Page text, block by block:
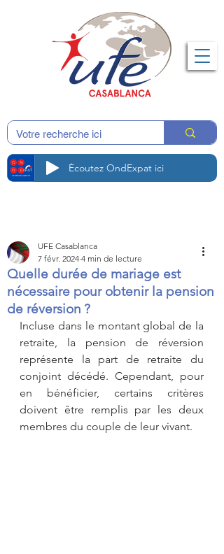
Écoutez OndExpat ici
Quelle durée de mariage est
nécessaire pour obtenir la pension
de réversion ?
UFE Casablanca
7 févr. 2024 4 min de lecture
Incluse dans le montant global de la
retraite, la pension de réversion
représente la part de retraite du
conjoint décédé. Cependant, pour
en bénéficier, certains critères
doivent être remplis par les deux
membres du couple de leur vivant.